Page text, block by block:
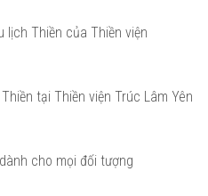
lịch Thiền của Thiền viện
tại Thiền viện Trúc Lâm Yên
cho mọi đối tượng